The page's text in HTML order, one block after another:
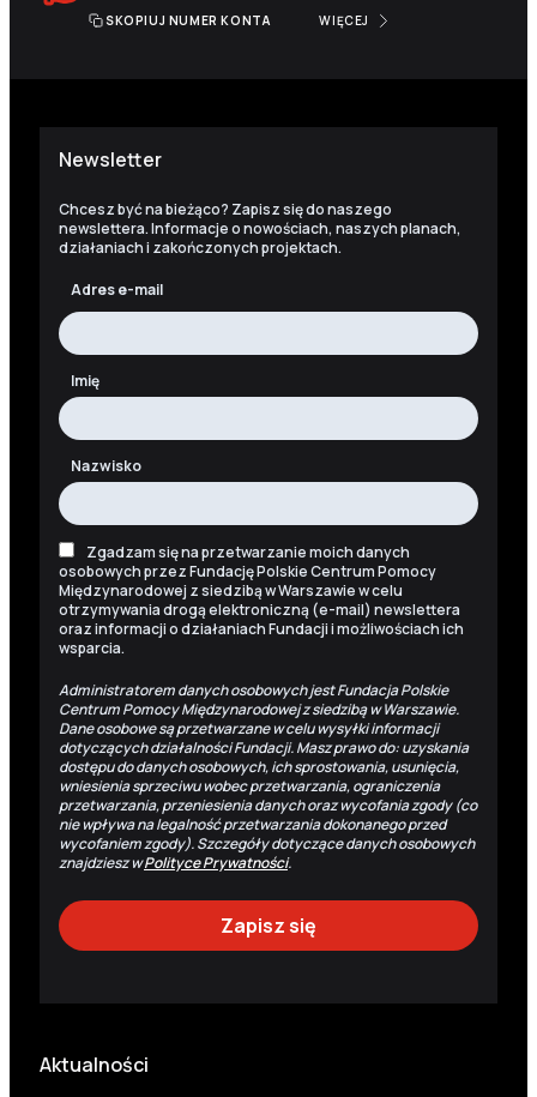
SKOPIUJ NUMER KONTA WIĘCEJ
Newsletter
Chcesz być na bieżąco? Zapisz się do naszego
newslettera. Informacje o nowościach, naszych planach,
działaniach i zakończonych projektach.
Adres e-mail
Imię
Nazwisko
Zgadzam się na przetwarzanie moich danych
osobowych przez Fundację Polskie Centrum Pomocy
Międzynarodowej z siedzibą w Warszawie w celu
otrzymywania drogą elektroniczną (e-mail) newslettera
oraz informacji o działaniach Fundacji i możliwościach ich
wsparcia.
Administratorem danych osobowych jest Fundacja Polskie
Centrum Pomocy Międzynarodowej z siedzibą w Warszawie.
Dane osobowe są przetwarzane w celu wysyłki informacji
dotyczących działalności Fundacji. Masz prawo do: uzyskania
dostępu do danych osobowych, ich sprostowania, usunięcia,
wniesienia sprzeciwu wobec przetwarzania, ograniczenia
przetwarzania, przeniesienia danych oraz wycofania zgody (co
nie wpływa na legalność przetwarzania dokonanego przed
wycofaniem zgody). Szczegóły dotyczące danych osobowych
znajdziesz wPolityce Prywatności.
Aktualności